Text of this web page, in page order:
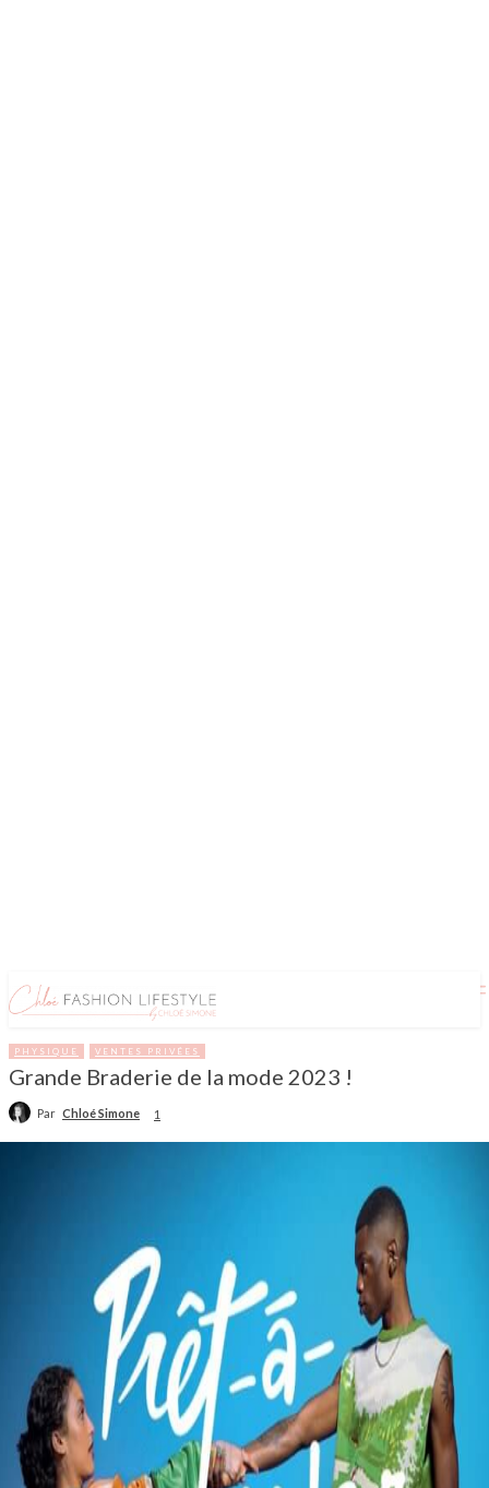
PHYSIQUE VENTES PRIVÉES
Grande Braderie de la mode 2023 !
Par Chloé Simone 1